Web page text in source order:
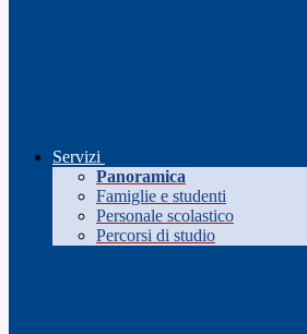
Servizi
Panoramica
Famiglie e studenti
Personale scolastico
Percorsi di studio